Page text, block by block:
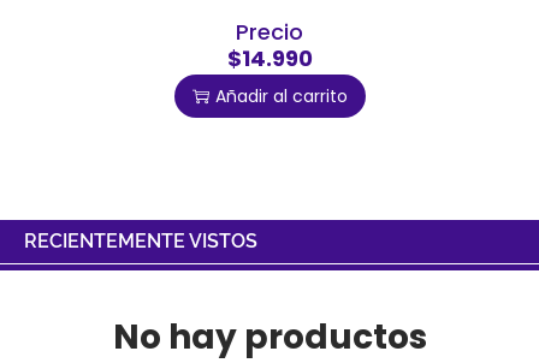
Precio
$14.990
Añadir al carrito
RECIENTEMENTE VISTOS
No hay productos